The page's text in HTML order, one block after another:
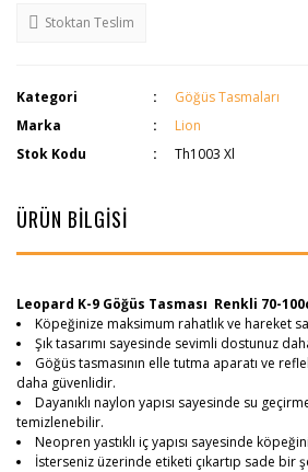
Stoktan Teslim
Kategori
Göğüs Tasmaları
Marka
Lion
Stok Kodu
Th1003 Xl
ÜRÜN BİLGİSİ
Leopard K-9 Göğüs Tasması Renkli 70-
Köpeğinize maksimum rahatlık ve hareket
Şık tasarımı sayesinde sevimli dostunuz
Göğüs tasmasının elle tutma aparatı ve
daha güvenlidir.
Dayanıklı naylon yapısı sayesinde su
temizlenebilir.
Neopren yastıklı iç yapısı sayesinde
İsterseniz üzerinde etiketi çıkartıp sade bir